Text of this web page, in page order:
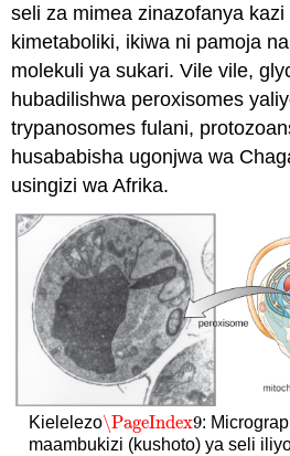
seli za mimea zinazofanya
kimetaboliki, ikiwa ni pamoja
molekuli ya sukari. Vile vile,
hubadilishwa peroxisomes
trypanosomes fulani,
husababisha ugonjwa wa
usingizi wa Afrika.
Kielelezo\PageIndex9
\PageIndex9:
maambukizi (kushoto) ya seli